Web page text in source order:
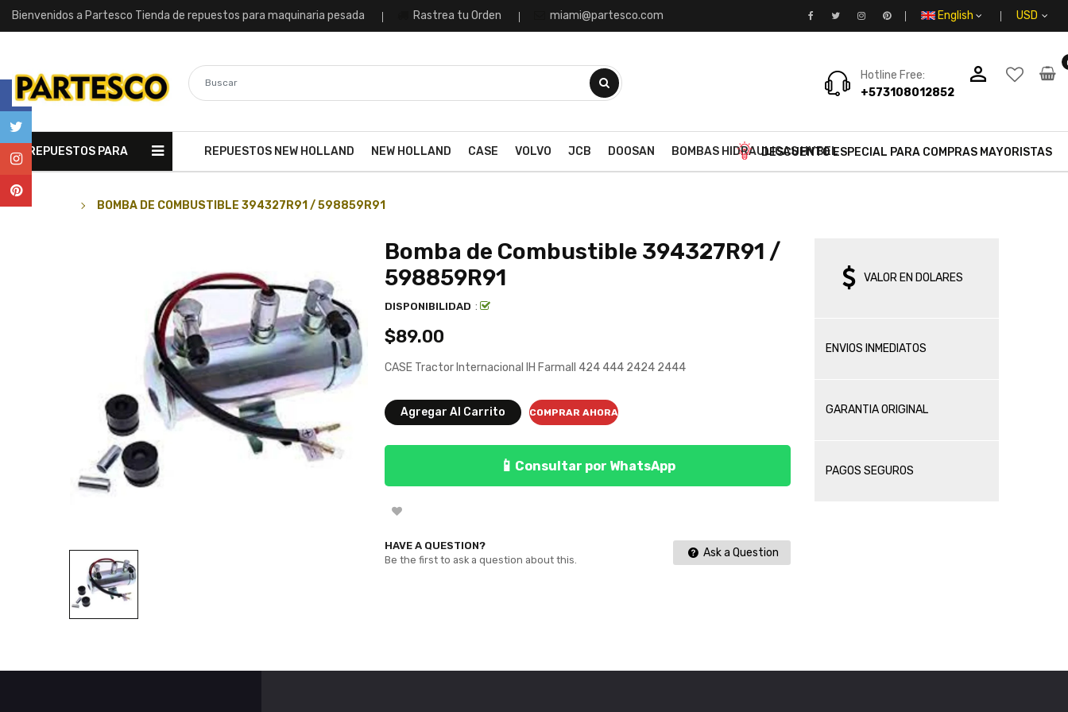
Bienvenidos a Partesco Tienda de repuestos para maquinaria pesada Rastrea tu Orden miami@partesco.com English
person_outline
Hotline Free:
+573108012852
REPUESTOS PARA REPUESTOS NEW HOLLAND NEW HOLLAND CASE VOLVO JCB DOOSAN BOMBAS HIDRAULICAS HYBELDESCUENTO ESPECIAL PARA COMPRAS MAYORISTAS
BOMBA DE COMBUSTIBLE 394327R91 / 598859R91
Bomba de Combustible 394327R91 /
598859R91
DISPONIBILIDAD :
$89.00
CASE Tractor Internacional IH Farmall 424 444 2424 2444
Agregar Al Carrito COMPRAR AHORA
📱 Consultar por WhatsApp
HAVE A QUESTION?
Be the first to ask a question about this.
Ask a Question
VALOR EN DOLARES
ENVIOS INMEDIATOS
GARANTIA ORIGINAL
PAGOS SEGUROS